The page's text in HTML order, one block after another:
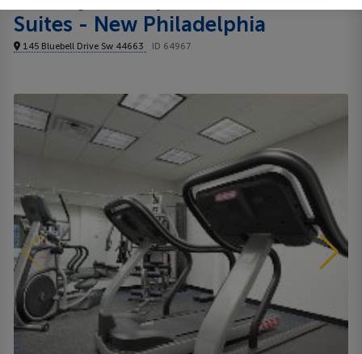
Suites - New Philadelphia
145 Bluebell Drive Sw 44663 ID 64967